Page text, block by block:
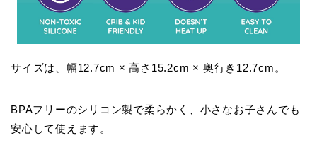
サイズは、幅12.7cm × 高さ15.2cm × 奥行き12.7cm。
BPAフリーのシリコン製で柔らかく、小さなお子さんでも
安心して使えます。